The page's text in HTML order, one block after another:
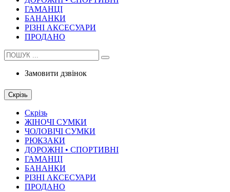
ГАМАНЦІ
БАНАНКИ
РІЗНІ АКСЕСУАРИ
ПРОДАНО
Замовити дзвінок
Скрізь
Скрізь
ЖІНОЧІ СУМКИ
ЧОЛОВІЧІ СУМКИ
РЮКЗАКИ
ДОРОЖНІ • СПОРТИВНІ
ГАМАНЦІ
БАНАНКИ
РІЗНІ АКСЕСУАРИ
ПРОДАНО